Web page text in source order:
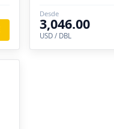
Desde
3,046.00
USD / DBL